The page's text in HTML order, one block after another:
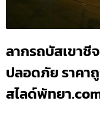
ลากรถบัสเขาชี
ปลอดภัย ราคา
สไลด์พัทยา